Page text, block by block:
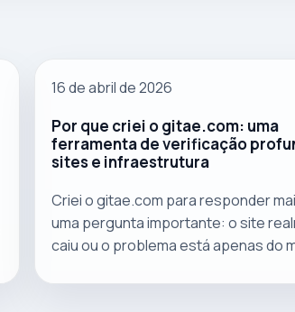
16 de abril de 2026
Por que criei o gitae.com: uma
ferramenta de verificação
sites e infraestrutura
Criei o gitae.com para responder
uma pergunta importante: o site
caiu ou o problema está apenas do